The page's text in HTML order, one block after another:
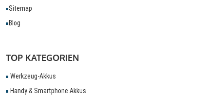
Sitemap
Blog
TOP KATEGORIEN
Werkzeug-Akkus
Handy & Smartphone Akkus